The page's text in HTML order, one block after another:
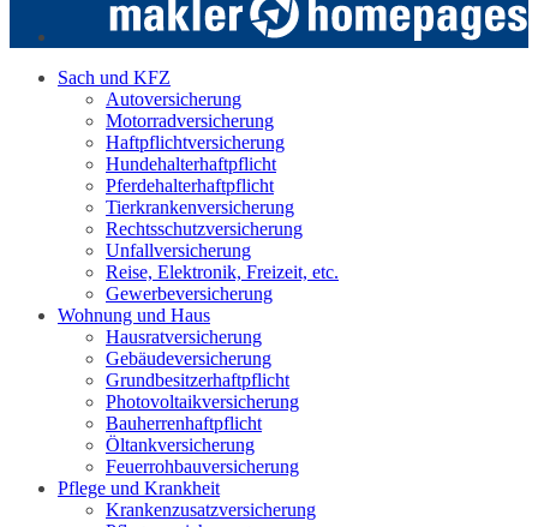
Sach und KFZ
Autoversicherung
Motorradversicherung
Haftpflichtversicherung
Hundehalterhaftpflicht
Pferdehalterhaftpflicht
Tierkrankenversicherung
Rechtsschutzversicherung
Unfallversicherung
Reise, Elektronik, Freizeit, etc.
Gewerbeversicherung
Wohnung und Haus
Hausratversicherung
Gebäudeversicherung
Grundbesitzerhaftpflicht
Photovoltaikversicherung
Bauherrenhaftpflicht
Öltankversicherung
Feuerrohbauversicherung
Pflege und Krankheit
Krankenzusatzversicherung